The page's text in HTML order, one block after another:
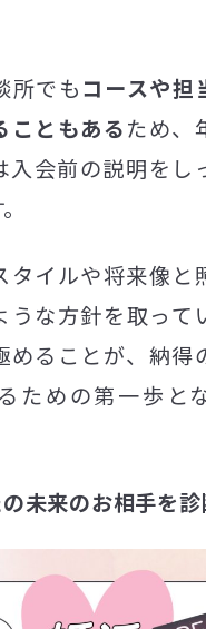
所でもコースや担
こともあるため、
入会前の説明をし
タイルや将来像と
うな方針を取って
めることが、納得
ための第一歩と
未来のお相手を